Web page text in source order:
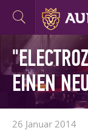
EINEN
26 Januar 2014